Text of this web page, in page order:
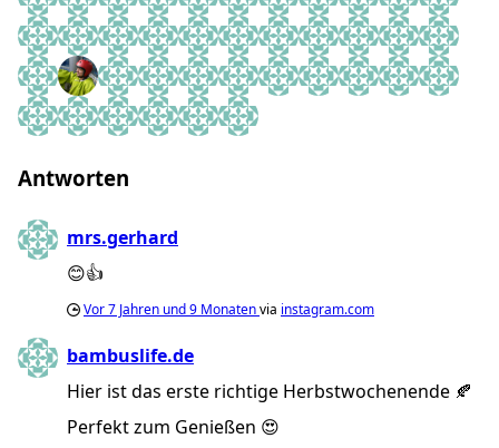
d a v i dLisa 🎀Mareen Jansen
Martin G.ChantelleSvinohodDaniela Lang
Bambuslife
Natascha van
PeterRJ
XoxoLAnne💎⚓️ Stefan ⚓️
Kai BoydEva Maria
Nico Hbn
Luzi Pat Laura Christina
Ina van der
L E N A
backi0584
svinohodChristian Holmok
🌸MISS BRINCHEN🌸
AleynaᎯnn-Kathrin Ꮥ. ♥︎
Lea🌼
Antworten
mrs.gerhard
😊👍
Vor7 Jahren und 9 Monatenvia instagram.com
bambuslife.de
Hier ist das erste richtige Herbstwochenende 🍂
Perfekt zum Genießen 😍